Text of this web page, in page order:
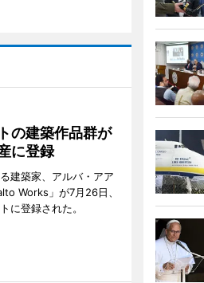
の建築作品群が
に登録
建築家、アルバ・アア
Works」が7月26日、
に登録された。